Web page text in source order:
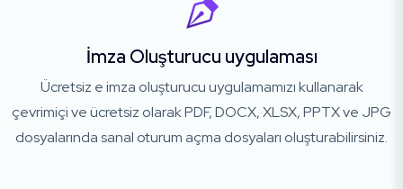
İmza Oluşturucu uygulaması
Ücretsiz e imza oluşturucu uygulamamızı kullanarak
çevrimiçi ve ücretsiz olarak PDF, DOCX, XLSX, PPTX ve JPG
dosyalarında sanal oturum açma dosyaları oluşturabilirsiniz.